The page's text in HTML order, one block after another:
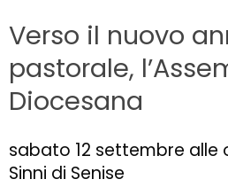
Verso il nuovo
pastorale,
Diocesana
sabato 12 settembre alle
Sinni di Senise